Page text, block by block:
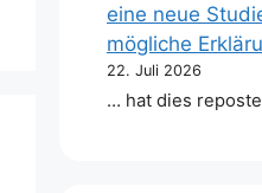
eine neue
mögliche
22. Juli 2026
… hat dies